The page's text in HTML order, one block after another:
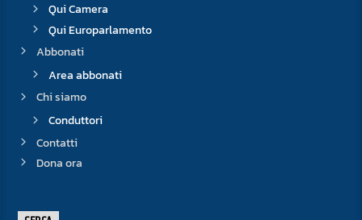
Qui Camera
Qui Europarlamento
Abbonati
Area abbonati
Chi siamo
Conduttori
Contatti
Dona ora